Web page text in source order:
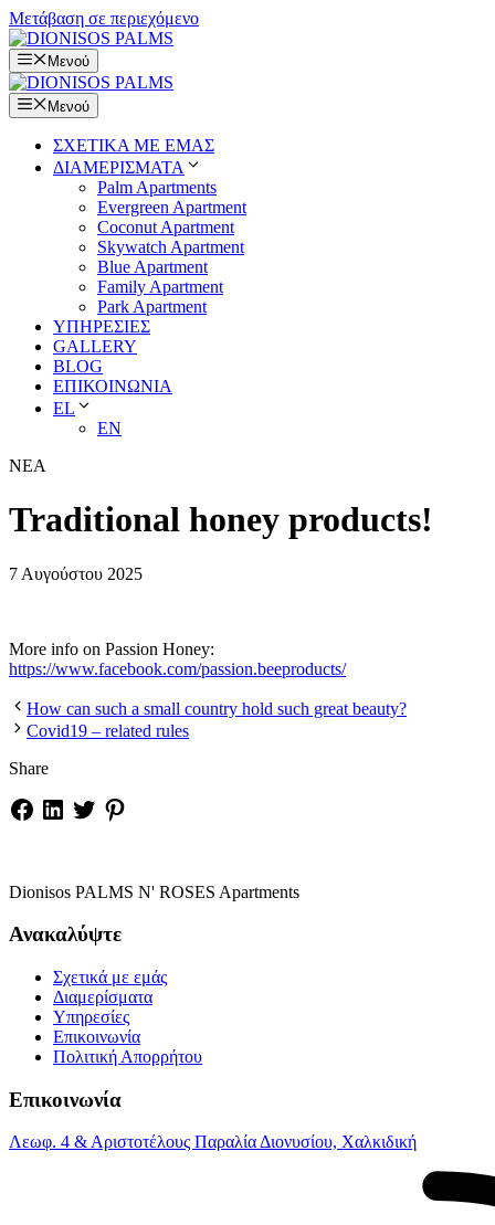
Μετάβαση σε περιεχόμενο
Μενού
Μενού
ΣΧΕΤΙΚΑ ΜΕ ΕΜΑΣ
ΔΙΑΜΕΡΙΣΜΑΤΑ
Palm Apartments
Evergreen Apartment
Coconut Apartment
Skywatch Apartment
Blue Apartment
Family Apartment
Park Apartment
ΥΠΗΡΕΣΙΕΣ
GALLERY
BLOG
ΕΠΙΚΟΙΝΩΝΙΑ
EL
EN
ΝΕΑ
Traditional honey products!
7 Αυγούστου 2025
More info on Passion Honey:
https://www.facebook.com/passion.beeproducts/
How can such a small country hold such great beauty?
Covid19 – related rules
Share
Dionisos PALMS N' ROSES Apartments
Ανακαλύψτε
Σχετικά με εμάς
Διαμερίσματα
Υπηρεσίες
Επικοινωνία
Πολιτική Απορρήτου
Επικοινωνία
Λεωφ. 4 & Αριστοτέλους Παραλία Διονυσίου, Χαλκιδική